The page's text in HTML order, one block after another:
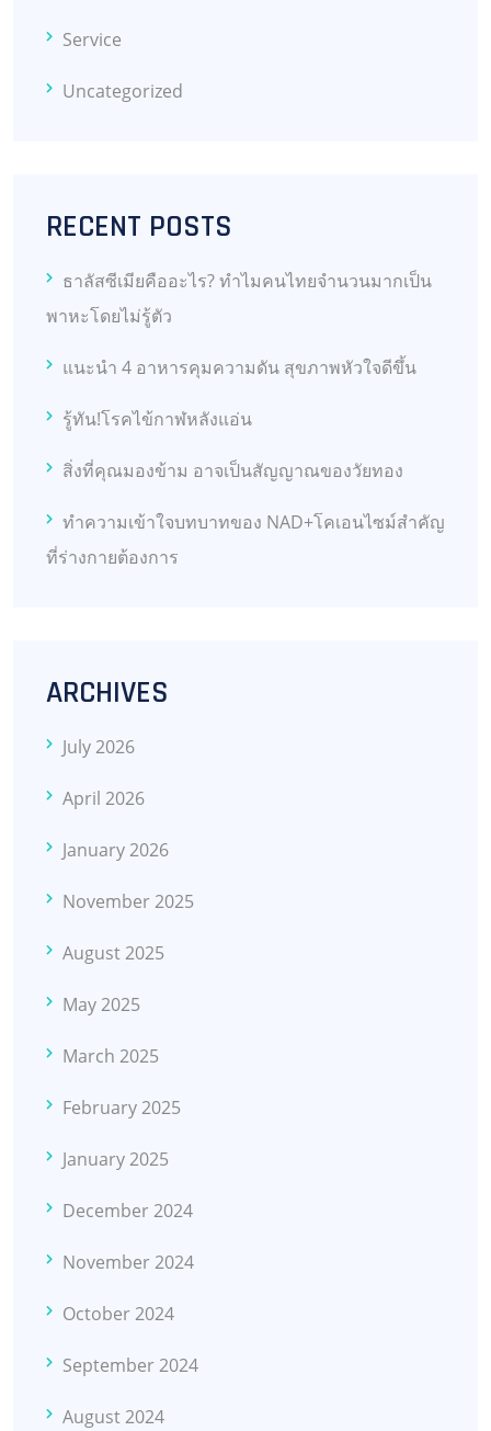
Service
Uncategorized
RECENT POSTS
ธาลัสซีเมียคืออะไร? ทำไมคนไทยจำนวนมากเป็น
พาหะโดยไม่รู้ตัว
แนะนำ 4 อาหารคุมความดัน สุขภาพหัวใจดีขึ้น
รู้ทัน!โรคไข้กาฬหลังแอ่น
สิ่งที่คุณมองข้าม อาจเป็นสัญญาณของวัยทอง
ทำความเข้าใจบทบาทของ NAD+โคเอนไซม์สำคัญ
ที่ร่างกายต้องการ
ARCHIVES
July 2026
April 2026
January 2026
November 2025
August 2025
May 2025
March 2025
February 2025
January 2025
December 2024
November 2024
October 2024
September 2024
August 2024